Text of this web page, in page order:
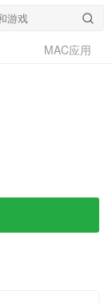
MAC应用